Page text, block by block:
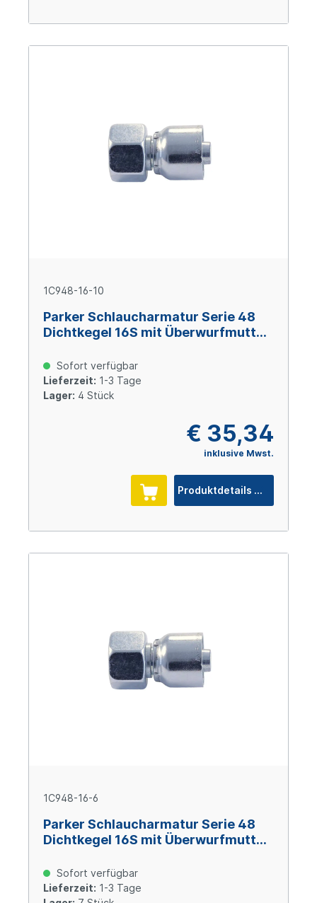
1C948-16-10
Parker Schlaucharmatur Serie 48
Dichtkegel 16S mit Überwurfmutter
Stahl verzinkt Cr(VI)-frei
Sofort verfügbar
Lieferzeit: 1-3 Tage
Lager: 4 Stück
€ 35,34
inklusive Mwst.
Produktdetails
1C948-16-6
Parker Schlaucharmatur Serie 48
Dichtkegel 16S mit Überwurfmutter
Stahl verzinkt Cr(VI)-frei
Sofort verfügbar
Lieferzeit: 1-3 Tage